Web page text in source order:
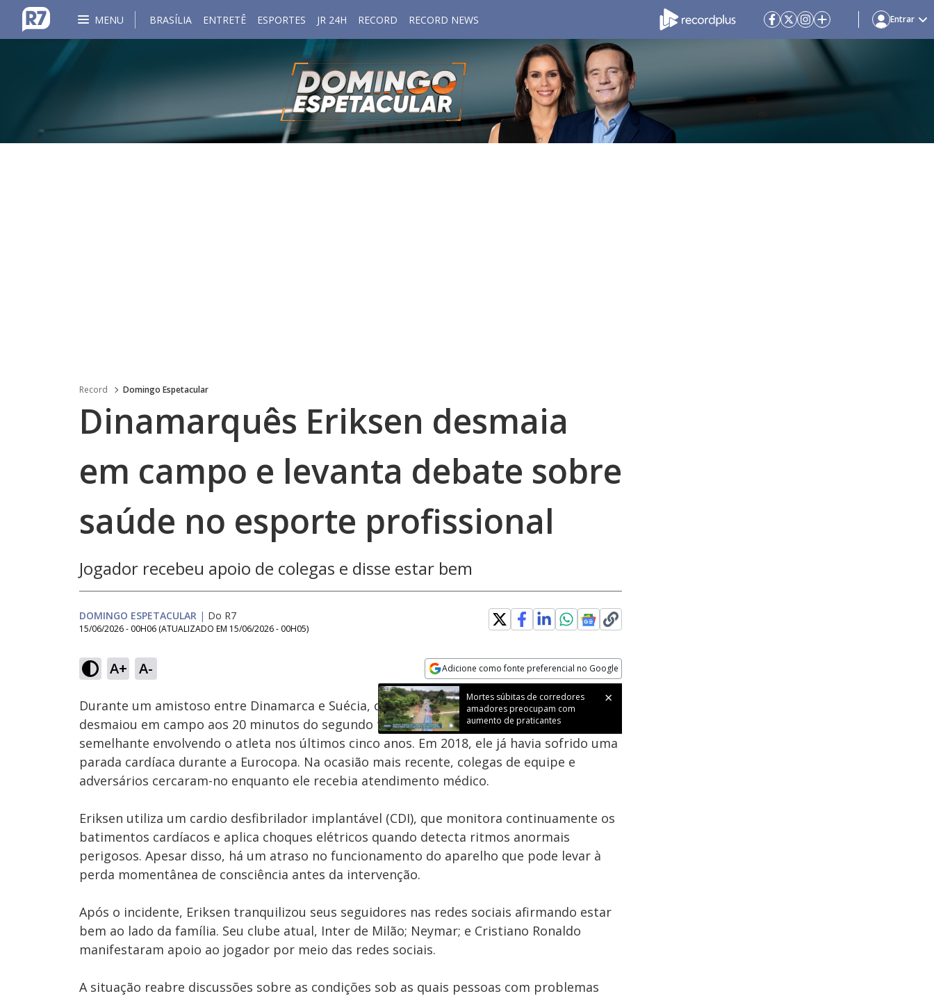
MENU BRASÍLIA ENTRETÊ ESPORTES JR 24H RECORD RECORD NEWS Entrar
Record Domingo Espetacular
Dinamarquês Eriksen desmaia
em campo e levanta debate sobre
saúde no esporte profissional
Jogador recebeu apoio de colegas e disse estar bem
DOMINGO ESPETACULAR | Do R7
15/06/2026 - 00H06 (ATUALIZADO EM 15/06/2026 - 00H05)
A+ A- Adicione como fonte preferencial no Google
Opens in new window
Mortes súbitas de corredores
amadores preocupam com
aumento de praticantes
Ativar
Som
21.18%
Velocidade
Durante um amistoso entre Dinamarca e Suécia, o jogador dinamarquês Christian Eriksen
desmaiou em campo aos 20 minutos do segundo tempo. Este foi o segundo incidente
semelhante envolvendo o atleta nos últimos cinco anos. Em 2018, ele já havia sofrido uma
parada cardíaca durante a Eurocopa. Na ocasião mais recente, colegas de equipe e
adversários cercaram-no enquanto ele recebia atendimento médico.
Eriksen utiliza um cardio desfibrilador implantável (CDI), que monitora continuamente os
batimentos cardíacos e aplica choques elétricos quando detecta ritmos anormais
perigosos. Apesar disso, há um atraso no funcionamento do aparelho que pode levar à
perda momentânea de consciência antes da intervenção.
Após o incidente, Eriksen tranquilizou seus seguidores nas redes sociais afirmando estar
bem ao lado da família. Seu clube atual, Inter de Milão; Neymar; e Cristiano Ronaldo
manifestaram apoio ao jogador por meio das redes sociais.
A situação reabre discussões sobre as condições sob as quais pessoas com problemas